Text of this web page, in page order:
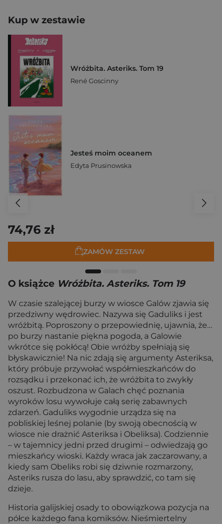
Kup w zestawie
Wróżbita. Asteriks. Tom 19
René Goscinny
Jesteś moim oceanem
Edyta Prusinowska
74,76 zł
ZAMÓW ZESTAW
O książce Wróżbita. Asteriks. Tom 19
W czasie szalejącej burzy w wiosce Galów zjawia się
przedziwny wędrowiec. Nazywa się Gaduliks i jest
wróżbitą. Poproszony o przepowiednię, ujawnia, że…
po burzy nastanie piękna pogoda, a Galowie
wkrótce się pokłócą! Obie wróżby spełniają się
błyskawicznie! Na nic zdają się argumenty Asteriksa,
który próbuje przywołać współmieszkańców do
rozsądku i przekonać ich, że wróżbita to zwykły
oszust. Rozbudzona w Galach chęć poznania
wyroków losu wywołuje całą serię zabawnych
zdarzeń. Gaduliks wygodnie urządza się na
pobliskiej leśnej polanie (by swoją obecnością w
wiosce nie drażnić Asteriksa i Obeliksa). Codziennie
– w tajemnicy jedni przed drugimi – odwiedzają go
mieszkańcy wioski. Każdy wraca jak zaczarowany, a
kiedy sam Obeliks robi się dziwnie rozmarzony,
Asteriks rusza do lasu, aby sprawdzić, co tam się
dzieje.
Historia galijskiej osady to obowiązkowa pozycja na
półce każdego fana komiksów. Nieśmiertelny